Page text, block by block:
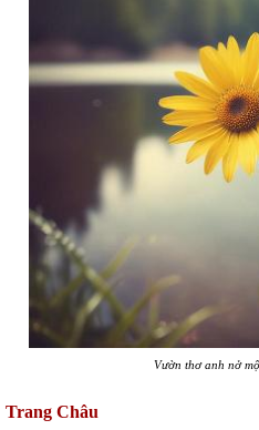
Vườn thơ anh nở
Trang Châu